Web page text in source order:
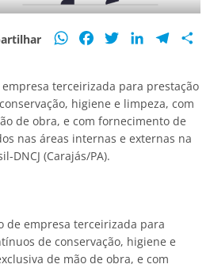
WhatsApp
FacebookTwitterLinkedIn
terceirizada para prestação
higiene e limpeza, com
de obra, e com fornecimento de
nas áreas internas e externas na
DNCJ (Carajás/PA).
de empresa terceirizada para
de conservação, higiene e
de mão de obra, e com